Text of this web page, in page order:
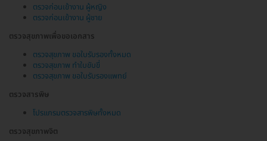
ตรวจก่อนเข้างาน ผู้หญิง
ตรวจก่อนเข้างาน ผู้ชาย
ตรวจสุขภาพเพื่อขอเอกสาร
ตรวจสุขภาพ ขอใบรับรองทั้งหมด
ตรวจสุขภาพ ทำใบขับขี่
ตรวจสุขภาพ ขอใบรับรองแพทย์
ตรวจสารพิษ
โปรแกรมตรวจสารพิษทั้งหมด
ตรวจสุขภาพจิต